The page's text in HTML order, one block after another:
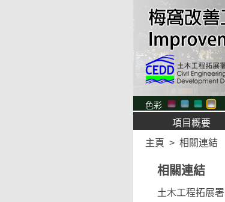
色彩
項目概要
主頁 > 相關連結
相關連結
土木工程拓展署